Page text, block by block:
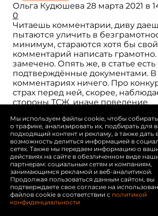
Ольга Кудюшева 28 марта 2021 в
0
Читаешь комментарии, диву
пытаются уличить в
минимум, стараются хотя бы свой
комментарий написать грамотно.
замечено. Опять же, в статье
подтверждённые документами. В
комментариях ничего. Про
страх перед ней, скорее,
стороны ТСЖ, иначе поведение
госпожа Кляченкова осведомлена
зовут журналиста. Из чего вывод:
(что подтверждает косвенно,
стремился излагать материал
Пишет: «предложение о встрече в
значит звонила (сама или ее
значит есть номер, но раз до сих
не было, вывод: или ей и Ко не
ей и Ко страшно, ведь журналист
больше раскопать
Мы используем файлы cookie, чтобы
о трафике, анализировать их, подбирать для
подходящий контент и рекламу, а также дать
возможность делиться информацией в
сетях. Также мы передаем информацию о
действиях на сайте в обезличенном виде
партнерам: социальным сетям и компаниям,
занимающимся рекламой и веб-аналитикой.
Продолжая пользоваться данным сайтом, вы
подтверждаете свое согласие на
файлов cookie в соответствии с политикой
конфиденциальности